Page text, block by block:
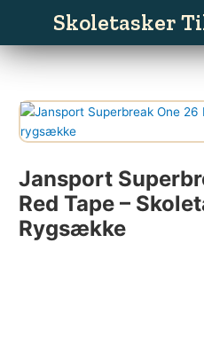
indholdet
Skoletasker
Jansport
Red Tape –
Rygsække